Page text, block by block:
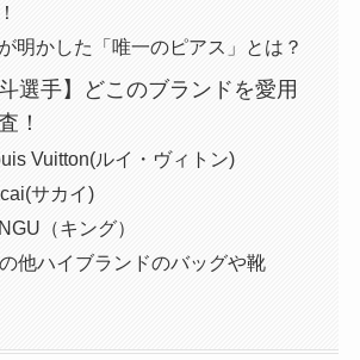
明かした「唯一のピアス」とは？
斗選手】どこのブランドを愛用
！
Vuitton(ルイ・ヴィトン)
サカイ)
（キング）
他ハイブランドのバッグや靴